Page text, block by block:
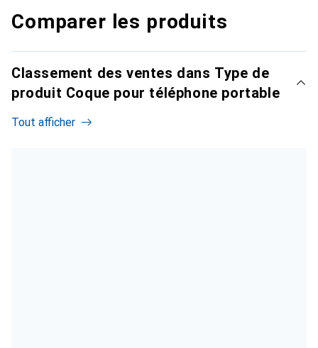
Comparer les produits
Classement des ventes dans Type de
produit Coque pour téléphone portable
Tout afficher